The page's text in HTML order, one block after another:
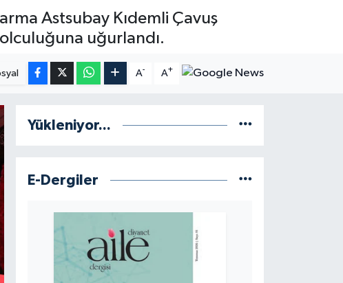
Astsubay Kıdemli Çavuş
uğurlandı.
A- A+
Yükleniyor...
E-Dergiler